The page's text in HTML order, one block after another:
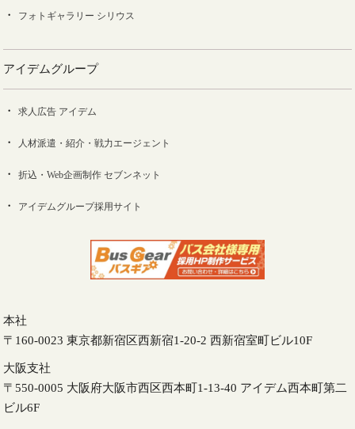
フォトギャラリー シリウス
アイデムグループ
求人広告 アイデム
人材派遣・紹介・戦力エージェント
折込・Web企画制作 セブンネット
アイデムグループ採用サイト
本社
〒160-0023 東京都新宿区西新宿1-20-2 西新宿室町ビル10F
大阪支社
〒550-0005 大阪府大阪市西区西本町1-13-40 アイデム西本町第二
ビル6F